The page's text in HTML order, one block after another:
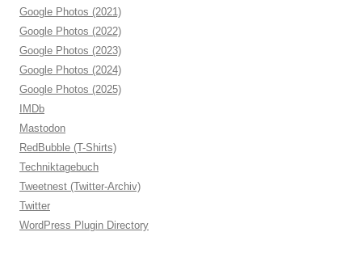
Google Photos (2021)
Google Photos (2022)
Google Photos (2023)
Google Photos (2024)
Google Photos (2025)
IMDb
Mastodon
RedBubble (T-Shirts)
Techniktagebuch
Tweetnest (Twitter-Archiv)
Twitter
WordPress Plugin Directory